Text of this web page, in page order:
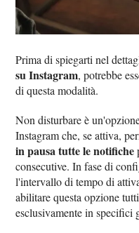
Prima di spiegarti nel
su Instagram, potrebbe
di questa modalità.
Non disturbare è
Instagram che, se attiva,
in pausa tutte le notifiche
consecutive. In fase di
l'intervallo di tempo di
abilitare questa opzione
esclusivamente in specifici